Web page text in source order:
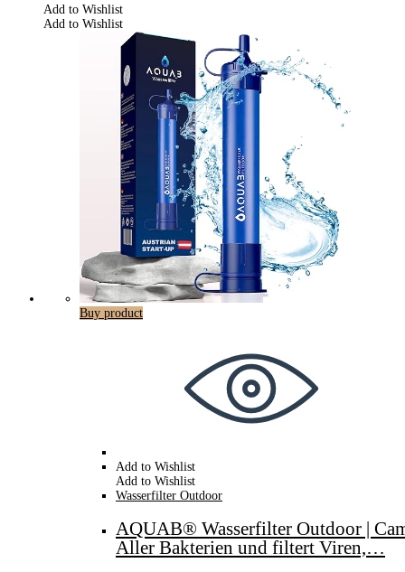
Add to Wishlist
Add to Wishlist
Buy product
Add to Wishlist
Add to Wishlist
Wasserfilter Outdoor
AQUAB® Wasserfilter Outdoor |
Aller Bakterien und filtert Viren,…